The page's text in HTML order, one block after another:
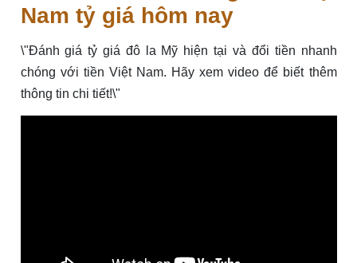
Nam tỷ giá hôm nay
\"Đánh giá tỷ giá đô la Mỹ hiện tại và đổi tiền nhanh
chóng với tiền Việt Nam. Hãy xem video để biết thêm
thông tin chi tiết!\"